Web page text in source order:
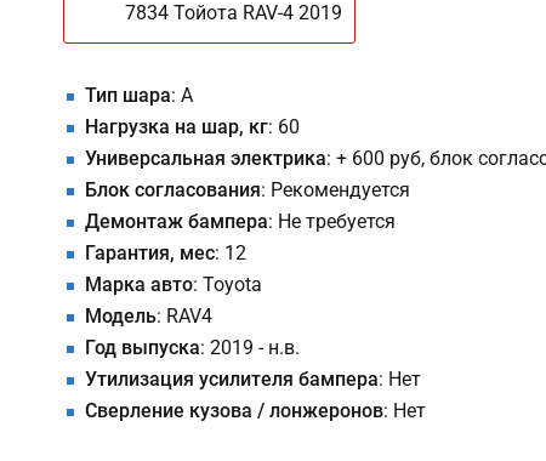
7834 Тойота RAV-4 2019
Тип шара: A
Нагрузка на шар, кг: 60
Универсальная электрика: + 600 руб, блок
Блок согласования: Рекомендуется
Демонтаж бампера: Не требуется
Гарантия, мес: 12
Марка авто: Toyota
Модель: RAV4
Год выпуска: 2019 - н.в.
Утилизация усилителя бампера: Нет
Сверление кузова / лонжеронов: Нет